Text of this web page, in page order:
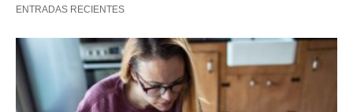
ENTRADAS RECIENTES